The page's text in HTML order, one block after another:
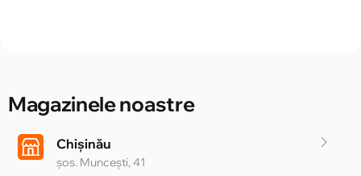
Magazinele noastre
Chișinău
șos. Muncești, 41